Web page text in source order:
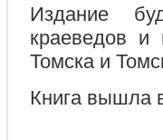
Издание
краеведов и
Томска и
Книга вышла